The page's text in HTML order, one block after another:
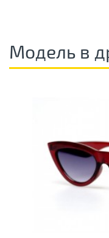
Модель в